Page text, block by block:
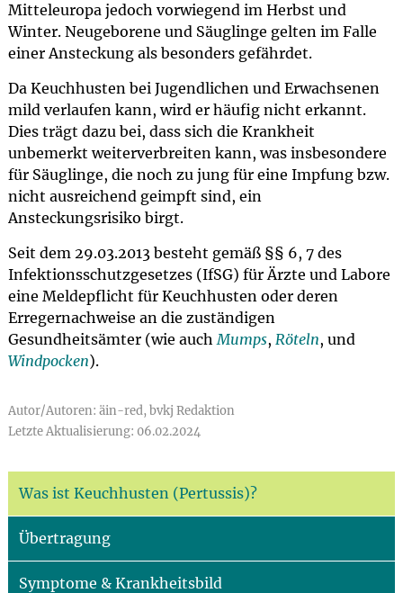
Mitteleuropa jedoch vorwiegend im Herbst und
Winter. Neugeborene und Säuglinge gelten im Falle
einer Ansteckung als besonders gefährdet.
Da Keuchhusten bei Jugendlichen und Erwachsenen
mild verlaufen kann, wird er häufig nicht erkannt.
Dies trägt dazu bei, dass sich die Krankheit
unbemerkt weiterverbreiten kann, was insbesondere
für Säuglinge, die noch zu jung für eine Impfung bzw.
nicht ausreichend geimpft sind, ein
Ansteckungsrisiko birgt.
Seit dem 29.03.2013 besteht gemäß §§ 6, 7 des
Infektionsschutzgesetzes (IfSG) für Ärzte und Labore
eine Meldepflicht für Keuchhusten oder deren
Erregernachweise an die zuständigen
Gesundheitsämter (wie auchMumps, Röteln, und
Windpocken).
Autor/Autoren: äin-red, bvkj Redaktion
Letzte Aktualisierung: 06.02.2024
Was ist Keuchhusten (Pertussis)?
Übertragung
Symptome & Krankheitsbild